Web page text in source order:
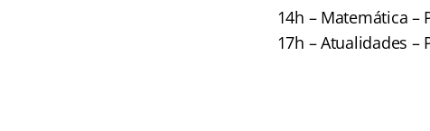
14h – Matemática –
17h – Atualidades –